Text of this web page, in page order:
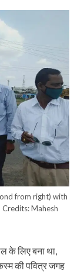
from right) with
Mahesh
के लिए बना था,
की पवित्र जगह